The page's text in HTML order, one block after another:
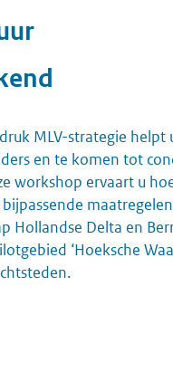
MLV-strategie helpt
en te komen tot
workshop ervaart u
Hollandse Delta en
‘Hoeksche